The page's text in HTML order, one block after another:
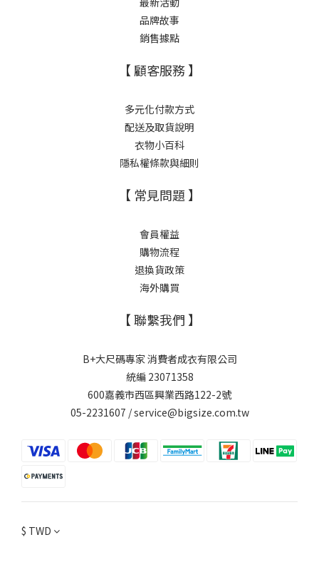
品牌故事
銷售據點
【 顧客服務 】
多元化付款方式
配送及取貨說明
衣物小百科
隱私權條款與細則
【 常見問題 】
會員權益
購物流程
退換貨政策
海外購買
【 聯繫我們 】
B+大尺碼專家 消費者成衣有限公司
統編 23071358
600嘉義市西區興業西路122-2號
05-2231607 / service@bigsize.com.tw
$ TWD